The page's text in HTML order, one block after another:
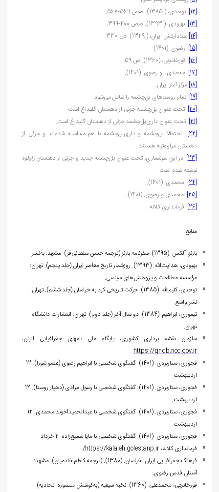
[12] توحدی، ( 1385) . صص 569-568.
[13] بهبودی، ( 1393) . صص 400-399.
[14] ستادارتش ایران، ( 1329) . ص 330.
[15] رضوی. (1401).
[16] قورخانچی، (1360) . ص 59.
[17] محمدی و رضوی. (1401).
[18] مرکز آمار ایران.
[19] تمام روستاهای یل‌چشمه را شامل می‌شود.
[20] تحت عنوان یل‌چشمه جزئی از دهستان گلیداغ است.
[21] تحت عنوان داری‌یل‌چشمه جزئی از دهستان گلیداغ است.
[22] احتمالاً یل‌چشمه و داری‌یل‌چشمه با هم محاسبه شده‌اند و جزئی از
دهستان مراوه‌تپه هستند.
[23] در این سرشماری، تحت عنوانیل‌چشمه جدید و جزئی از دهستان زاوکوه
نوشته شده است.
[24] محمدی. (1401).
[25] محمدی و رضوی. (1401).
[26] فرمانداری کلاله.
منابع:
بارنز، آلکس. (1395). سفرنامه بارنز (ترجمه حسن سلطانی‌فر). مشهد: به‌نشر.
بهبودی، هدایت‌الله. (1393). روزشمار تاریخ معاصر ایران (جلد پنجم). تهران:
مؤسسه مطالعات و پژوهش‌های سیاسی.
توحدی، کلیم‌الله. (1385). حرکت تاریخی کرد به خراسان (جلد ششم). تهران:
نشر واسع.
تیموری، ابراهیم. (1384). دو سال آخر (جلد دوم). تهران: انتشارات دانشگاه
تهران.
سازمان نقشه برداری کشوری، پایگاه ملی نام‏های جغرافیایی ایران،
https://gndb.ncc.gov.ir
فجوری، ستاربردی. (1401). گفتگوی شخصی با ابراهیم رضوی (عضو شورا). 12
اردیبهشت.
فجوری، ستاربردی. (1401). گفتگوی شخصی با رسول مرادی (دهیار روستا). 12
اردیبهشت.
فجوری، ستاربردی. (1401). گفتگوی شخصی با عبدالحمیدآخوند محمدی. 12
اردیبهشت.
فجوری، ستاربردی. (1401). گفتگوی شخصی با مایا سمیع‌زاده. 2 خرداد.
فرمانداری کلاله، https://kalaleh.golestanp.ir/
فرهنگ جغرافیایی ایران: خراسان. (1380). (ترجمه کاظم خادمیان). مشهد:
آستان قدس رضوی.
قورخانچی، محمدعلی. (1360). نخبه سیفیه (به‌کوشش منصوره اتحادیه).